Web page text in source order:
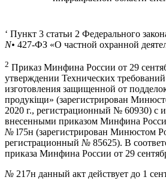
‘ Пункт 3 статьи 2 Федерального
N• 427-ФЗ «О частной охранной
2 Приказ Минфина России от 29
утверждении Технических
изготовления защищенной от
продукіщи» (зарегистрирован
2020 г., регистрационный № 60930) с
внесенными приказом Минфина
№ l75н (зарегистрирован Минюстом
регистрационный № 85625). В
приказа Минфина России от 29
№ 217н данный акт действует до 1